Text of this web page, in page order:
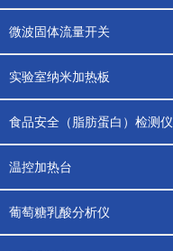
微波固体流量开关
实验室纳米加热板
食品安全（脂肪蛋白）检测仪
温控加热台
葡萄糖乳酸分析仪